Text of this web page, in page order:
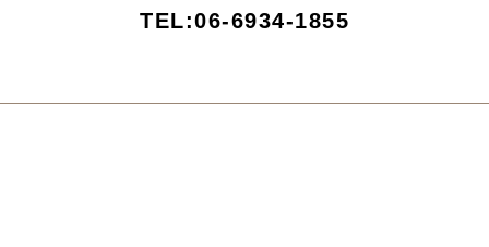
TEL:06-6934-1855